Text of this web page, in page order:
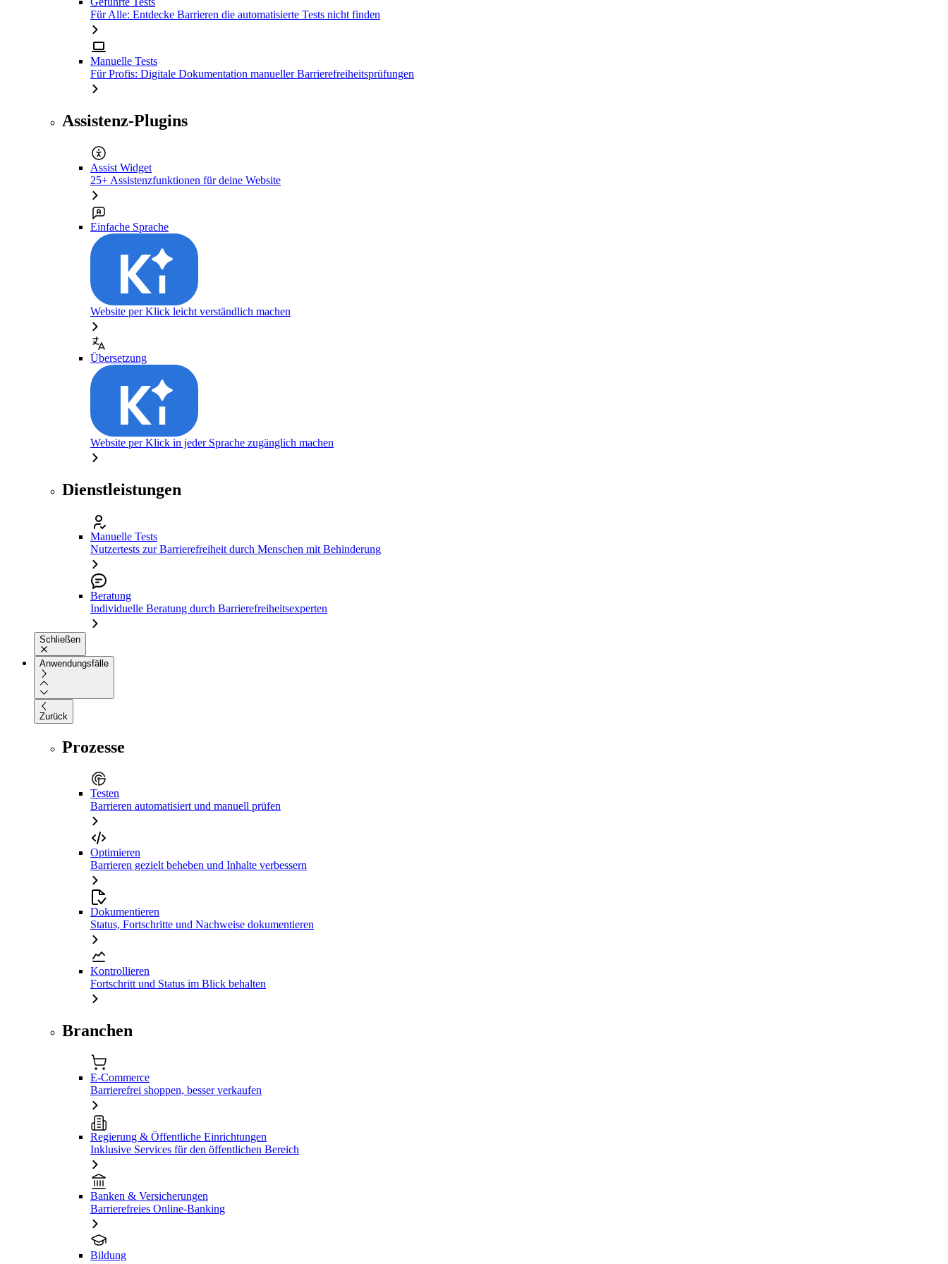
Für Alle: Entdecke Barrieren die automatisierte Tests nicht finden
Manuelle Tests
Für Profis: Digitale Dokumentation manueller Barrierefreiheitsprüfungen
Assistenz-Plugins
Assist Widget
25+ Assistenzfunktionen für deine Website
Einfache Sprache
Website per Klick leicht verständlich machen
Übersetzung
Website per Klick in jeder Sprache zugänglich machen
Dienstleistungen
Manuelle Tests
Nutzertests zur Barrierefreiheit durch Menschen mit Behinderung
Beratung
Individuelle Beratung durch Barrierefreiheitsexperten
Schließen
Anwendungsfälle
Zurück
Prozesse
Testen
Barrieren automatisiert und manuell prüfen
Optimieren
Barrieren gezielt beheben und Inhalte verbessern
Dokumentieren
Status, Fortschritte und Nachweise dokumentieren
Kontrollieren
Fortschritt und Status im Blick behalten
Branchen
E-Commerce
Barrierefrei shoppen, besser verkaufen
Regierung & Öffentliche Einrichtungen
Inklusive Services für den öffentlichen Bereich
Banken & Versicherungen
Barrierefreies Online-Banking
Bildung